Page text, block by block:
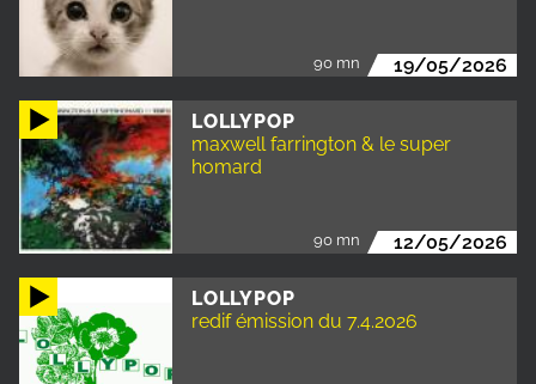
90 mn 19/05/2026
LOLLYPOP
maxwell farrington & le super
homard
90 mn 12/05/2026
LOLLYPOP
redif émission du 7.4.2026